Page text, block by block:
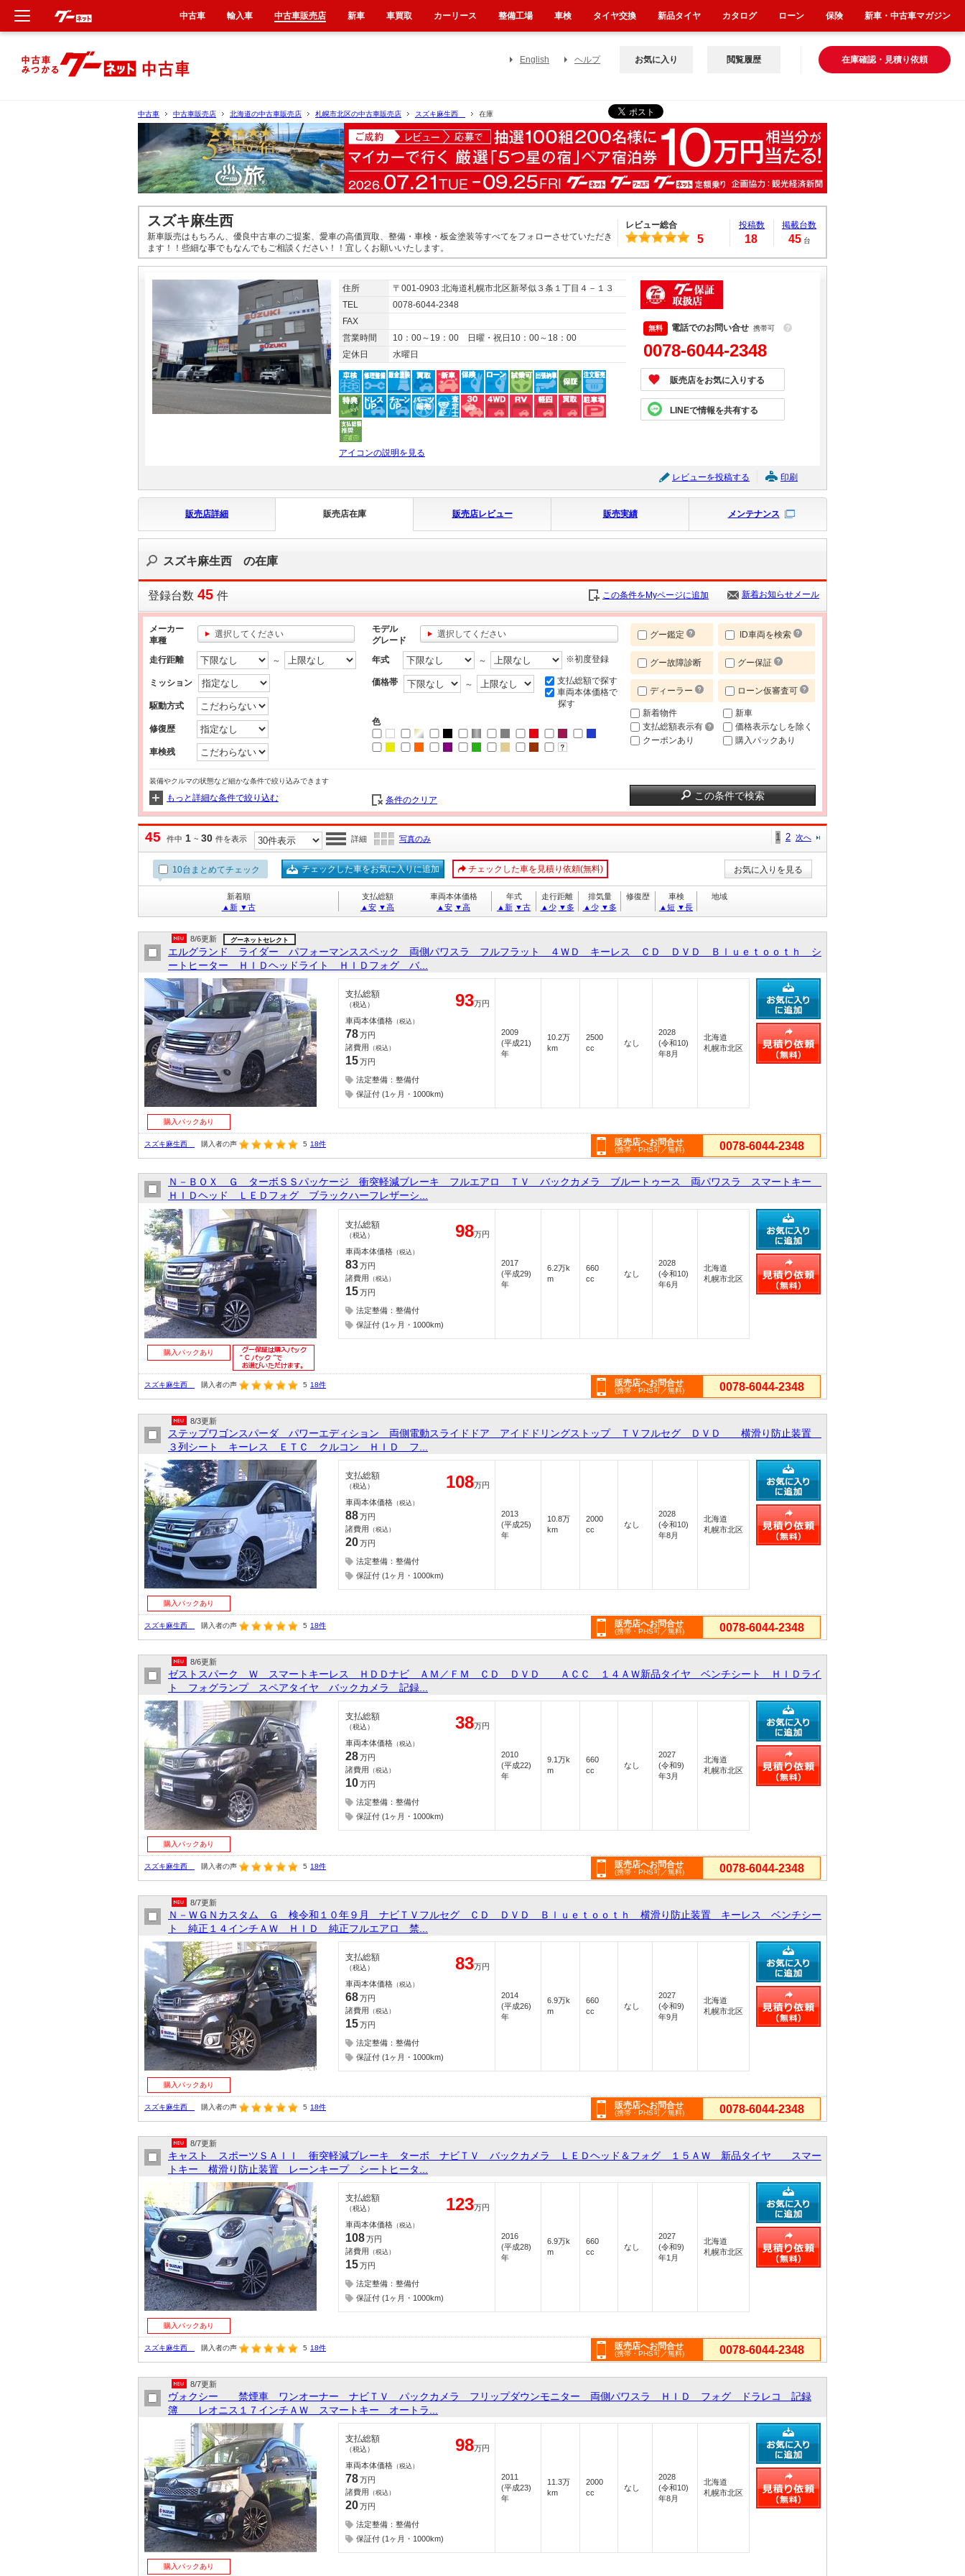
English ヘルプ 在庫確認・見積り依頼
お気に入り 閲覧履歴
中古車 中古車販売店 北海道の中古車販売店 札幌市北区の中古車販売店 スズキ麻生西 在庫
スズキ麻生西
新車販売はもちろん、優良中古車のご提案、愛車の高価買取、整備・車検・板金塗装等すべてをフォローさせていただき
ます！！些細な事でもなんでもご相談ください！！宜しくお願いいたします。
レビュー総合
5
投稿数
18
掲載台数
45 台
住所
〒001-0903 北海道札幌市北区新琴似３条１丁目４－１３
TEL
0078-6044-2348
FAX
営業時間
10：00～19：00 日曜・祝日10：00～18：00
定休日
水曜日
アイコンの説明を見る
電話でのお問い合せ 携帯可 ？
0078-6044-2348
販売店をお気に入りする
LINEで情報を共有する
レビューを投稿する 印刷
販売店詳細 販売店在庫 販売店レビュー 販売実績 メンテナンス
スズキ麻生西 の在庫
登録台数 45 件 この条件をMyページに追加 新着お知らせメール
メーカー
車種
選択してください
モデル
グレード
選択してください
走行距離 ～
ミッション
駆動方式
修復歴
車検残
年式 ～ ※初度登録
価格帯 ～
支払総額で探す
車両本体価格で
探す
色
グー鑑定 ID車両を検索
グー故障診断 グー保証
ディーラー ローン仮審査可
新着物件
支払総額表示有
クーポンあり
新車
価格表示なしを除く
購入パックあり
装備やクルマの状態など細かな条件で絞り込みできます
もっと詳細な条件で絞り込む 条件のクリア この条件で検索
45 件中 1 ~ 30 件を表示 詳細 写真のみ 1 2 次へ
10台まとめてチェック チェックした車をお気に入りに追加 チェックした車を見積り依頼(無料) お気に入りを見る
新着順
▲新 ▼古
支払総額
▲安 ▼高
車両本体価格
▲安 ▼高
年式
▲新 ▼古
走行距離
▲少 ▼多
排気量
▲少 ▼多
修復歴
車検
▲短 ▼長
地域
8/6更新 グーネットセレクト
エルグランド ライダー パフォーマンススペック 両側パワスラ フルフラット ４ＷＤ キーレス ＣＤ ＤＶＤ Ｂｌｕｅｔｏｏｔｈ シ
ートヒーター ＨＩＤヘッドライト ＨＩＤフォグ バ...
購入パックあり
支払総額
（税込） 93万円
車両本体価格 （税込）
78万円
諸費用 （税込）
15万円
法定整備：整備付
保証付 (1ヶ月・1000km)
2009
(平成21)
年
10.2万
km
2500
cc
なし
2028
(令和10)
年8月
北海道
札幌市北区
スズキ麻生西 購入者の声 5 18件 販売店へお問合せ
(携帯・PHS可／無料) 0078-6044-2348
Ｎ－ＢＯＸ Ｇ ターボＳＳパッケージ 衝突軽減ブレーキ フルエアロ ＴＶ バックカメラ ブルートゥース 両パワスラ スマートキー
ＨＩＤヘッド ＬＥＤフォグ ブラックハーフレザーシ...
購入パックあり
支払総額
（税込） 98万円
車両本体価格 （税込）
83万円
諸費用 （税込）
15万円
法定整備：整備付
保証付 (1ヶ月・1000km)
2017
(平成29)
年
6.2万k
m
660
cc
なし
2028
(令和10)
年6月
北海道
札幌市北区
スズキ麻生西 購入者の声 5 18件 販売店へお問合せ
(携帯・PHS可／無料) 0078-6044-2348
8/3更新
ステップワゴンスパーダ パワーエディション 両側電動スライドドア アイドドリングストップ ＴＶフルセグ ＤＶＤ 横滑り防止装置
３列シート キーレス ＥＴＣ クルコン ＨＩＤ フ...
購入パックあり
支払総額
（税込） 108万円
車両本体価格 （税込）
88万円
諸費用 （税込）
20万円
法定整備：整備付
保証付 (1ヶ月・1000km)
2013
(平成25)
年
10.8万
km
2000
cc
なし
2028
(令和10)
年8月
北海道
札幌市北区
スズキ麻生西 購入者の声 5 18件 販売店へお問合せ
(携帯・PHS可／無料) 0078-6044-2348
8/6更新
ゼストスパーク Ｗ スマートキーレス ＨＤＤナビ ＡＭ／ＦＭ ＣＤ ＤＶＤ ＡＣＣ １４ＡＷ新品タイヤ ベンチシート ＨＩＤライ
ト フォグランプ スペアタイヤ バックカメラ 記録...
購入パックあり
支払総額
（税込） 38万円
車両本体価格 （税込）
28万円
諸費用 （税込）
10万円
法定整備：整備付
保証付 (1ヶ月・1000km)
2010
(平成22)
年
9.1万k
m
660
cc
なし
2027
(令和9)
年3月
北海道
札幌市北区
スズキ麻生西 購入者の声 5 18件 販売店へお問合せ
(携帯・PHS可／無料) 0078-6044-2348
8/7更新
Ｎ－ＷＧＮカスタム Ｇ 検令和１０年９月 ナビＴＶフルセグ ＣＤ ＤＶＤ Ｂｌｕｅｔｏｏｔｈ 横滑り防止装置 キーレス ベンチシー
ト 純正１４インチＡＷ ＨＩＤ 純正フルエアロ 禁...
購入パックあり
支払総額
（税込） 83万円
車両本体価格 （税込）
68万円
諸費用 （税込）
15万円
法定整備：整備付
保証付 (1ヶ月・1000km)
2014
(平成26)
年
6.9万k
m
660
cc
なし
2027
(令和9)
年9月
北海道
札幌市北区
スズキ麻生西 購入者の声 5 18件 販売店へお問合せ
(携帯・PHS可／無料) 0078-6044-2348
8/7更新
キャスト スポーツＳＡＩＩ 衝突軽減ブレーキ ターボ ナビＴＶ バックカメラ ＬＥＤヘッド＆フォグ １５ＡＷ 新品タイヤ スマー
トキー 横滑り防止装置 レーンキープ シートヒータ...
購入パックあり
支払総額
（税込） 123万円
車両本体価格 （税込）
108万円
諸費用 （税込）
15万円
法定整備：整備付
保証付 (1ヶ月・1000km)
2016
(平成28)
年
6.9万k
m
660
cc
なし
2027
(令和9)
年1月
北海道
札幌市北区
スズキ麻生西 購入者の声 5 18件 販売店へお問合せ
(携帯・PHS可／無料) 0078-6044-2348
8/7更新
ヴォクシー 禁煙車 ワンオーナー ナビＴＶ パックカメラ フリップダウンモニター 両側パワスラ ＨＩＤ フォグ ドラレコ 記録
簿 レオニス１７インチＡＷ スマートキー オートラ...
購入パックあり
支払総額
（税込） 98万円
車両本体価格 （税込）
78万円
諸費用 （税込）
20万円
法定整備：整備付
保証付 (1ヶ月・1000km)
2011
(平成23)
年
11.3万
km
2000
cc
なし
2028
(令和10)
年8月
北海道
札幌市北区
中古車 輸入車 中古車販売店 新車 車買取 カーリース 整備工場 車検 タイヤ交換 新品タイヤ カタログ ローン 保険 新車・中古車マガジン
新車